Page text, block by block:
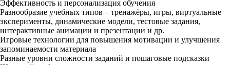
Эффективность и персонализация обучения
Разнообразие учебных типов – тренажёры, игры, виртуальные
эксперименты, динамические модели, тестовые задания,
интерактивные анимации и презентации и др.
Игровые технологии для повышения мотивации и улучшения
запоминаемости материала
Разные уровни сложности заданий и пошаговые подсказки